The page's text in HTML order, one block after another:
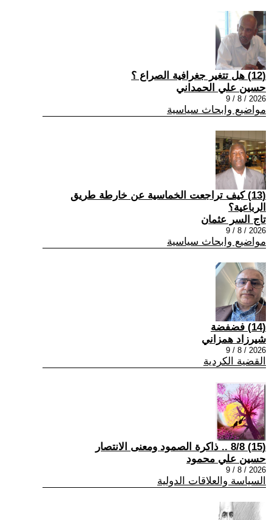
(12) هل تتغير جغرافية الصراع ؟
حسين علي الحمداني
2026 / 8 / 9
مواضيع وابحاث سياسية
(13) كيف تراجعت الخماسية عن خارطة طريق
الرباعية؟
تاج السر عثمان
2026 / 8 / 9
مواضيع وابحاث سياسية
(14) فضفضة
شيرزاد همزاني
2026 / 8 / 9
القضية الكردية
(15) 8/8 .. ذاكرة الصمود ومعنى الانتصار
حسين علي محمود
2026 / 8 / 9
السياسة والعلاقات الدولية